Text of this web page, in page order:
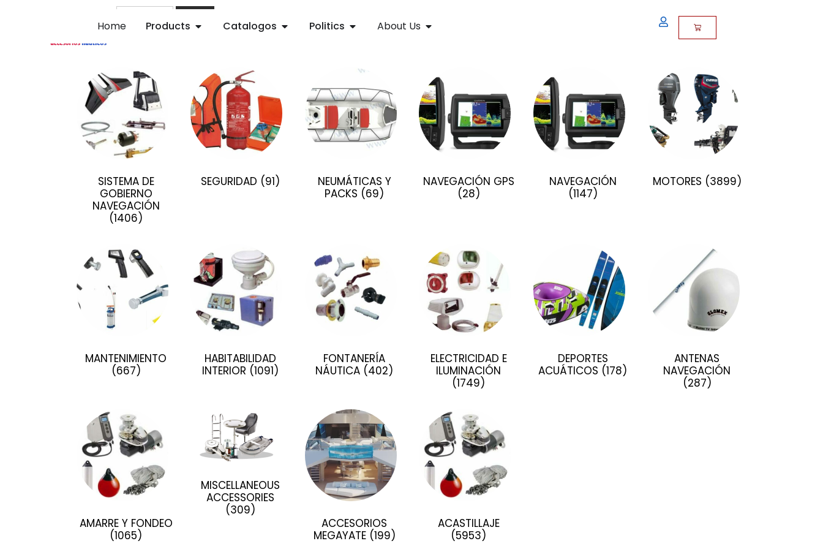
Home Products Catalogos Politics About Us
SISTEMA DE
GOBIERNO
NAVEGACIÓN
(1406)
SEGURIDAD (91)
NEUMÁTICAS Y
PACKS (69)
NAVEGACIÓN GPS
(28)
NAVEGACIÓN
(1147)
MOTORES (3899)
MANTENIMIENTO
(667)
HABITABILIDAD
INTERIOR (1091)
FONTANERÍA
NÁUTICA (402)
ELECTRICIDAD E
ILUMINACIÓN
(1749)
DEPORTES
ACUÁTICOS (178)
ANTENAS
NAVEGACIÓN
(287)
AMARRE Y FONDEO
(1065)
MISCELLANEOUS
ACCESSORIES
(309)
ACCESORIOS
MEGAYATE (199)
ACASTILLAJE
(5953)